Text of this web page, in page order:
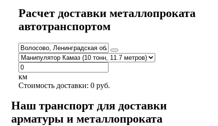
Расчет доставки металлопроката
автотранспортом
км
Стоимость доставки: 0 руб.
Наш транспорт для доставки
арматуры и металлопроката